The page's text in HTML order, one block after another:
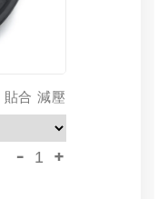
貼合 減壓
- +